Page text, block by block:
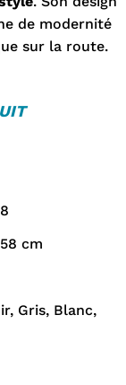
de modernité
sur la route.
8
cm
Gris, Blanc,